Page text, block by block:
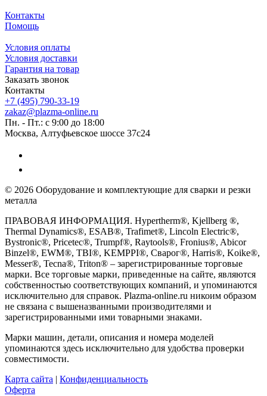
Контакты
Помощь
Условия оплаты
Условия доставки
Гарантия на товар
Заказать звонок
Контакты
+7 (495) 790-33-19
zakaz@plazma-online.ru
Пн. - Пт.: с 9:00 до 18:00
Москва, Алтуфьевское шоссе 37с24
© 2026 Оборудование и комплектующие для сварки и резки
металла
ПРАВОВАЯ ИНФОРМАЦИЯ. Hypertherm®, Kjellberg ®,
Thermal Dynamics®, ESAB®, Trafimet®, Lincoln Electric®,
Bystronic®, Pricetec®, Trumpf®, Raytools®, Fronius®, Abicor
Binzel®, EWM®, TBI®, KEMPPI®, Сварог®, Harris®, Koike®,
Messer®, Tecna®, Triton® – зарегистрированные торговые
марки. Все торговые марки, приведенные на сайте, являются
собственностью соответствующих компаний, и упоминаются
исключительно для справок. Plazma-online.ru никоим образом
не связана с вышеназванными производителями и
зарегистрированными ими товарными знаками.
Марки машин, детали, описания и номера моделей
упоминаются здесь исключительно для удобства проверки
совместимости.
Карта сайта | Конфиденциальность
Оферта